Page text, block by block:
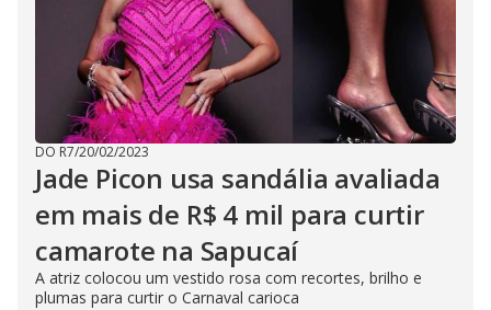
DO R7/20/02/2023
Jade Picon usa sandália avaliada
em mais de R$ 4 mil para curtir
camarote na Sapucaí
A atriz colocou um vestido rosa com recortes, brilho e
plumas para curtir o Carnaval carioca